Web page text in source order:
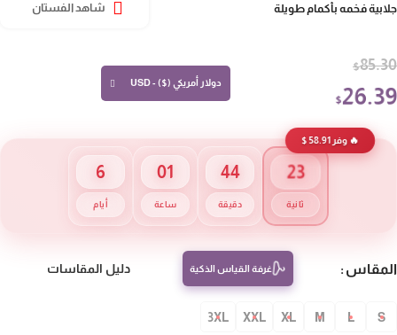
فخمه بأكمام طويلة شاهد الفستان
$
$
دولار أمريكي ($) - USD
🔥 وفر 58.91 $
أيام
01
ساعة
44
دقيقة
23
ثانية
غرفة القياس الذكية دليل المقاسات
XL
XXL
3XL